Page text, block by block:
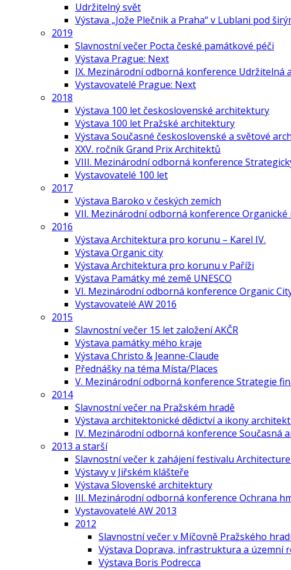
Udržitelný svět
Výstava „Jože Plečnik a Praha“ v Lublani pod
2019
Slavnostní večer Pocta české památkové péči
Výstava Prague: Next
IX. Mezinárodní odborná konference Udržitelná
Vystavovatelé Prague: Next
2018
Výstava 100 let československé architektury
Výstava 100 let Pražské architektury
Výstava Současné československé a světové
XXV. ročník Grand Prix Architektů
VIII. Mezinárodní odborná konference
Vystavovatelé 100 let
2017
Výstava Baroko v českých zemích
VII. Mezinárodní odborná konference Organické
2016
Výstava Architektura pro korunu – Karel IV.
Výstava Organic city
Výstava Architektura pro korunu v Paříži
Výstava Památky mé země UNESCO
VI. Mezinárodní odborná konference Organic
Vystavovatelé AW 2016
2015
Slavnostní večer 15 let založení AKČR
Výstava památky mého kraje
Výstava Christo & Jeanne-Claude
Přednášky na téma Místa/Places
V. Mezinárodní odborná konference Strategie
2014
Slavnostní večer na Pražském hradě
Výstava architektonické dědictví a ikony
IV. Mezinárodní odborná konference Současná
2013 a starší
Slavnostní večer k zahájení festivalu
Výstavy v Jiřském klášteře
Výstava Slovenské architektury
III. Mezinárodní odborná konference Ochrana
Vystavovatelé AW 2013
2012
Slavnostní večer v Míčovně Pražského
Výstava Doprava, infrastruktura a územní
Výstava Boris Podrecca